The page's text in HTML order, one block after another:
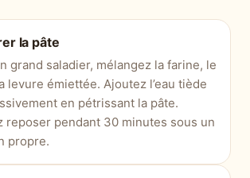
la pâte
grand saladier, mélangez la farine, le
levure émiettée. Ajoutez l’eau tiède
en pétrissant la pâte.
reposer pendant 30 minutes sous un
propre.